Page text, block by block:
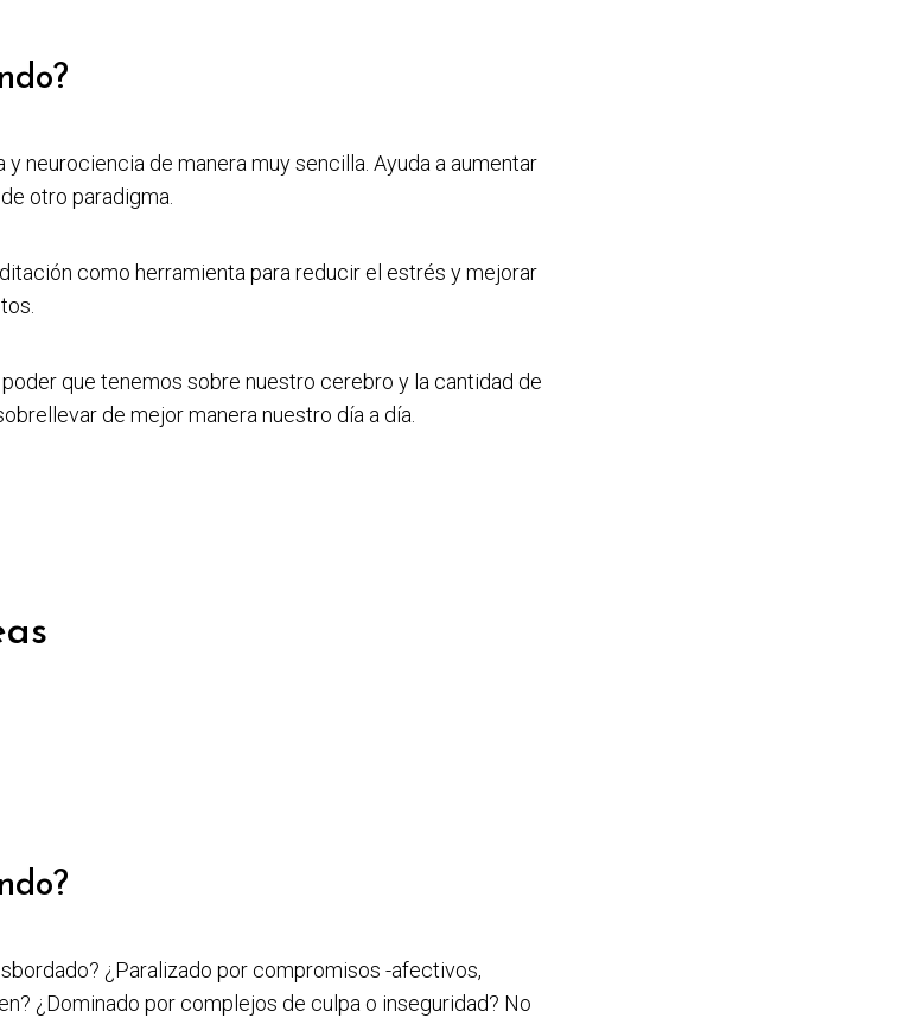
neurociencia de manera muy sencilla. Ayuda a aumentar
otro paradigma.
como herramienta para reducir el estrés y mejorar
que tenemos sobre nuestro cerebro y la cantidad de
de mejor manera nuestro día a día.
¿Paralizado por compromisos -afectivos,
¿Dominado por complejos de culpa o inseguridad? No